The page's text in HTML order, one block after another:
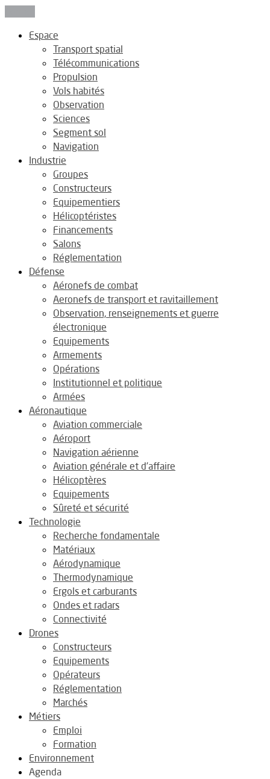
Espace
Transport spatial
Télécommunications
Propulsion
Vols habités
Observation
Sciences
Segment sol
Navigation
Industrie
Groupes
Constructeurs
Equipementiers
Hélicoptéristes
Financements
Salons
Réglementation
Défense
Aéronefs de combat
Aeronefs de transport et ravitaillement
Observation, renseignements et guerre
électronique
Equipements
Armements
Opérations
Institutionnel et politique
Armées
Aéronautique
Aviation commerciale
Aéroport
Navigation aérienne
Aviation générale et d’affaire
Hélicoptères
Equipements
Sûreté et sécurité
Technologie
Recherche fondamentale
Matériaux
Aérodynamique
Thermodynamique
Ergols et carburants
Ondes et radars
Connectivité
Drones
Constructeurs
Equipements
Opérateurs
Réglementation
Marchés
Métiers
Emploi
Formation
Environnement
Agenda